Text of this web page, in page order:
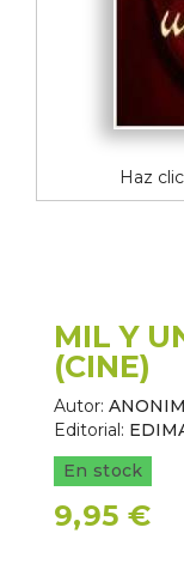
Haz
MIL Y
(CINE)
Autor:
Editorial:
En stock
9,95 €